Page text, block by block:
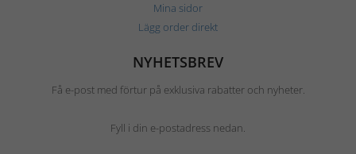
Mina sidor
Lägg order direkt
NYHETSBREV
Få e-post med förtur på exklusiva rabatter och nyheter.
Fyll i din e-postadress nedan.